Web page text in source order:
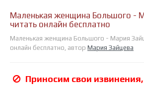
Маленькая женщина Большого -
читать онлайн бесплатно
Маленькая женщина Большого - Мария
онлайн бесплатно, автор Мария Зайцева
Приносим свои извинения,